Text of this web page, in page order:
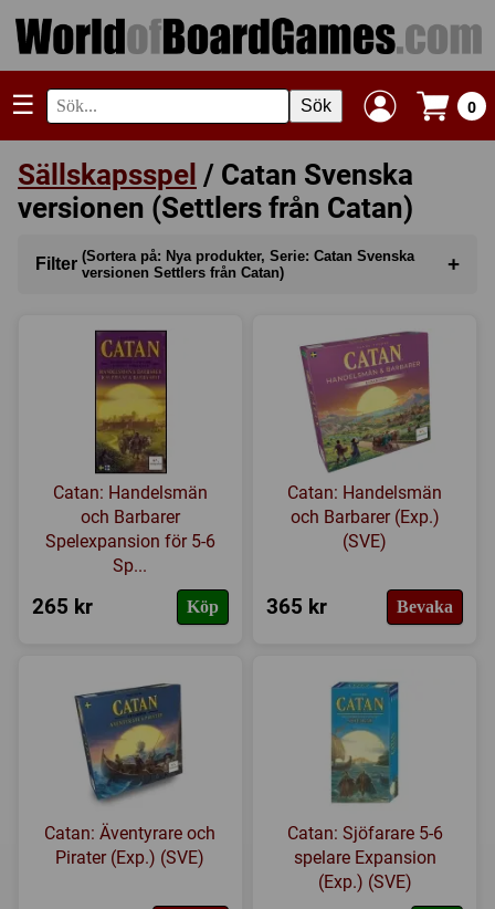
☰ Sök 0
Sällskapsspel / Catan Svenska
versionen (Settlers från Catan)
Filter (Sortera på: Nya produkter, Serie: Catan Svenska
versionen Settlers från Catan)
+
Kategori
(Catan Svenska versionen (Settlers från Catan))
Tillverkare
Regler
Expansioner
I lager
Catan: Handelsmän
och Barbarer
Spelexpansion för 5-6
Sp...
265 kr Köp
Catan: Handelsmän
och Barbarer (Exp.)
(SVE)
365 kr Bevaka
Catan: Äventyrare och
Pirater (Exp.) (SVE)
Catan: Sjöfarare 5-6
spelare Expansion
(Exp.) (SVE)